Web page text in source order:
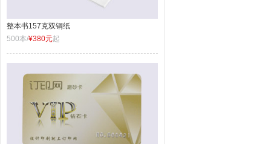
整本书157克双铜纸
500本/¥380元起